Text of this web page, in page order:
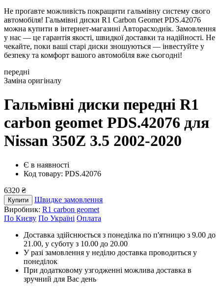
Не проґавте можливість покращити гальмівну систему свого
автомобіля! Гальмівні диски R1 Carbon Geomet PDS.42076
можна купити в інтернет-магазині Авторасходнік. Замовлення
у нас — це гарантія якості, швидкої доставки та надійності. Не
чекайте, поки ваші старі диски зношуються — інвестуйте у
безпеку та комфорт вашого автомобіля вже сьогодні!
передні
Заміна оригіналу
Гальмівні диски передні R1
carbon geomet PDS.42076 для
Nissan 350Z 3.5 2002-2020
Є в наявності
Код товару: PDS.42076
6320 ₴
Купити
Швидке замовлення
Виробник: R1 carbon geomet
По Києву По Україні Оплата
Доставка здійснюється з понеділка по п'ятницю з 9.00 до
21.00, у суботу з 10.00 до 20.00
У разі замовлення у неділю доставка проводиться у
понеділок
При додатковому узгодженні можлива доставка в
зручний для Вас день